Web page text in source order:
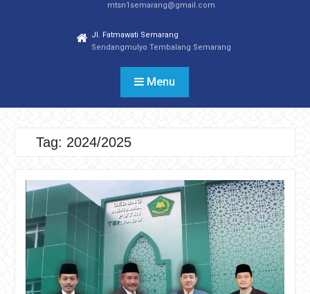
mtsn1semarang@gmail.com
Jl. Fatmawati Semarang
Sendangmulyo Tembalang Semarang
Menu
Tag: 2024/2025